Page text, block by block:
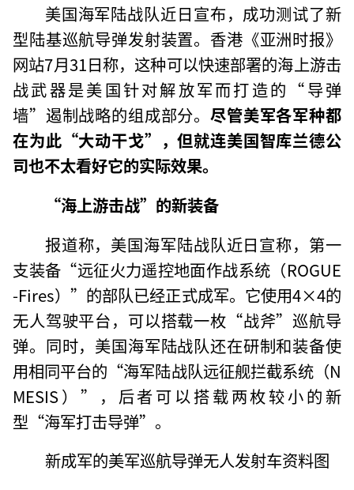
美国海军陆战队近日宣布，成功测试了新
型陆基巡航导弹发射装置。香港《亚洲时报》
网站7月31日称，这种可以快速部署的海上游击
战武器是美国针对解放军而打造的“导弹
墙”遏制战略的组成部分。尽管美军各军种都
在为此“大动干戈”，但就连美国智库兰德公
司也不太看好它的实际效果。
“海上游击战”的新装备
报道称，美国海军陆战队近日宣称，第一
支装备“远征火力遥控地面作战系统（ROGUE
-Fires）”的部队已经正式成军。它使用4×4的
无人驾驶平台，可以搭载一枚“战斧”巡航导
弹。同时，美国海军陆战队还在研制和装备使
用相同平台的“海军陆战队远征舰拦截系统（N
MESIS）”，后者可以搭载两枚较小的新
型“海军打击导弹”。
新成军的美军巡航导弹无人发射车资料图